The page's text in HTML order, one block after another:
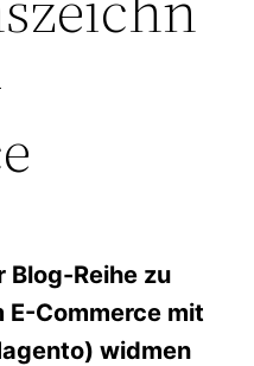
Blog-Reihe zu
Commerce mit
widmen